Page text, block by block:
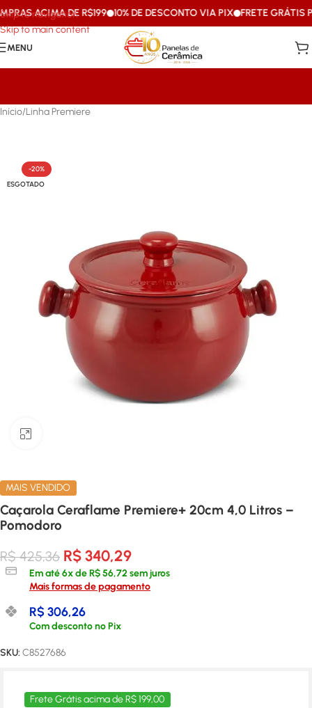
Skip to navigation
Skip to main content
ACIMA DE R$199 10% DE DESCONTO VIA PIX FRETE GRÁTIS
MENU
Início/Linha Premiere
-20%
ESGOTADO
MAIS VENDIDO
Caçarola Ceraflame Premiere+ 20cm 4,0 Litros –
Pomodoro
R$425,36 R$340,29
Em até6x deR$56,72sem juros
Mais formas de pagamento
R$306,26
Com desconto no Pix
SKU: C8527686
Frete Grátis acima de R$ 199,00